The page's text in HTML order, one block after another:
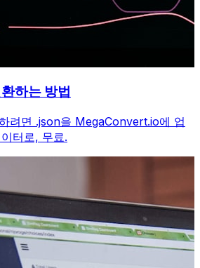
하는 방법
려면 .json을 MegaConvert.io에 업
터로, 무료.